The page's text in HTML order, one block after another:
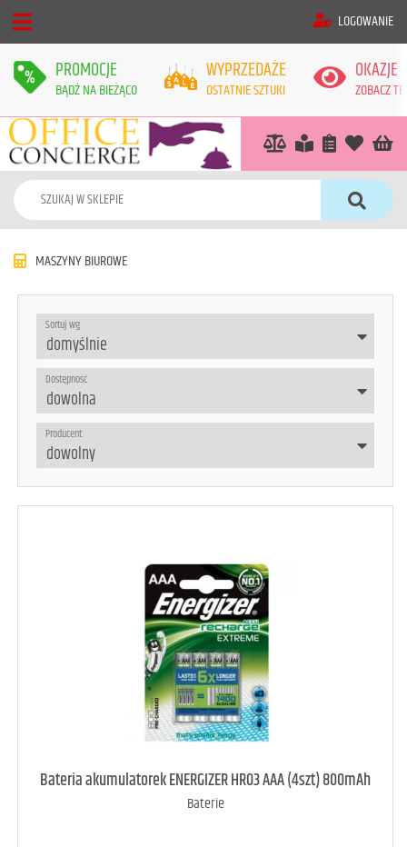
LOGOWANIE
PROMOCJE
BĄDŹ NA BIEŻĄCO
WYPRZEDAŻE
OSTATNIE SZTUKI
OKAZJE
ZOBACZ
MASZYNY BIUROWE
Sortuj wg
Dostępność
Producent
Bateria akumulatorek ENERGIZER HR03 AAA (4szt) 800mAh
Baterie